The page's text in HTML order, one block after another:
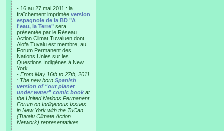
- 16 au 27 mai 2011 : la
fraîchement imprimée version
espagnole de la BD "A
l'eau, la Terre" sera
présentée par le Réseau
Action Climat Tuvaluen dont
Alofa Tuvalu est membre, au
Forum Permanent des
Nations Unies sur les
Questions Indigènes à New
York.
- From May 16th to 27th, 2011
: The new born Spanish
version of “our planet
under water” comic book at
the United Nations Permanent
Forum on Indigenous Issues
in New York with the TuCan
(Tuvalu Climate Action
Network) representatives.